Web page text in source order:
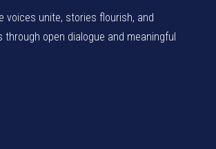
voices unite, stories flourish, and
through open dialogue and meaningful